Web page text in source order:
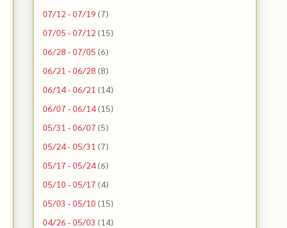
07/12 - 07/19 (7)
07/05 - 07/12 (15)
06/28 - 07/05 (6)
06/21 - 06/28 (8)
06/14 - 06/21 (14)
06/07 - 06/14(15)
05/31 - 06/07 (5)
05/24 - 05/31 (7)
05/17 - 05/24(6)
05/10 - 05/17 (4)
05/03 - 05/10 (15)
04/26 - 05/03 (14)